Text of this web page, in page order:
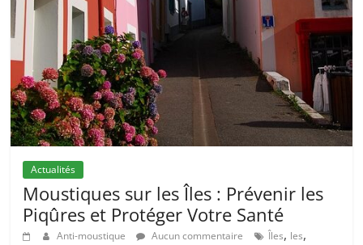
Actualités
Moustiques sur les Îles : Prévenir les
Piqûres et Protéger Votre Santé
Anti-moustique Aucun commentaire Îles, les,